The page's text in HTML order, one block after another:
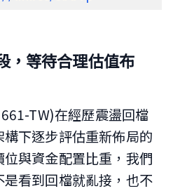
，等待合理估值布
TW)在經歷震盪回檔
下逐步評估重新佈局的
與資金配置比重，我們
看到回檔就亂接，也不